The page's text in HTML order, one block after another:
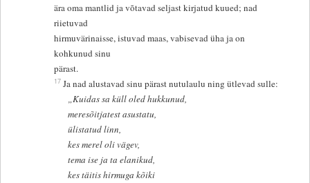
ära oma mantlid ja võtavad seljast kirjatud kuued; nad
riietuvad
hirmuvärinaisse, istuvad maas, vabisevad üha ja on
kohkunud sinu
pärast.
17 Ja nad alustavad sinu pärast nutulaulu ning ütlevad sulle:
„Kuidas sa küll oled hukkunud,
meresõitjatest asustatu,
ülistatud linn,
kes merel oli vägev,
tema ise ja ta elanikud,
kes täitis hirmuga kõiki